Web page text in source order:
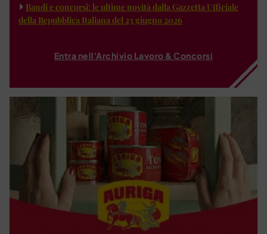
Bandi e concorsi: le ultime novità dalla Gazzetta Ufficiale
della Repubblica Italiana del 23 giugno 2026
Entra nell'Archivio Lavoro & Concorsi